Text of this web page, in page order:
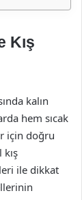
Kış
kalın
hem sıcak
için doğru
ile dikkat